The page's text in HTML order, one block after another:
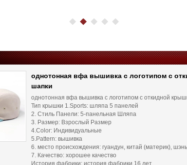
однотонная вфа вышивка с логотипом с
шапки
однотонная вфа вышивка с логотипом с откидной
Тип крышки 1.Sports: шляпа 5 панелей
2. Стиль Панели: 5-панельная Шляпа
3. Размер: Взрослый Размер
4.Color: Индивидуальные
5.Pattern: вышивка
6. место происхождения: гуандун, китай (материк),
7. Качество: хорошее качество
История фабрики: история фабрики 16 лет